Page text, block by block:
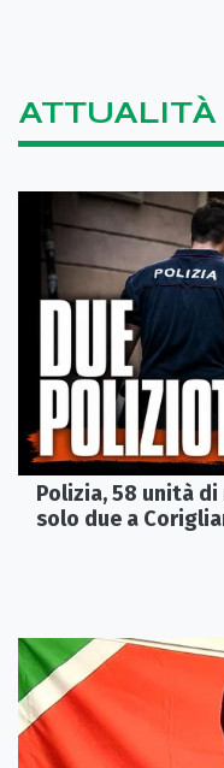
ATTUALITÀ
Polizia, 58 unità
solo due a